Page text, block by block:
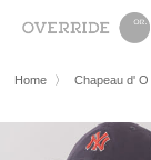
Home 〉 Chapeau d'